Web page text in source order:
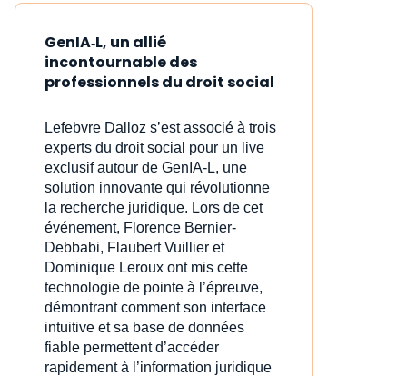
GenIA‑L, un allié
incontournable des
professionnels du droit social
Lefebvre Dalloz s’est associé à trois
experts du droit social pour un live
exclusif autour de GenIA‑L, une
solution innovante qui révolutionne
la recherche juridique. Lors de cet
événement, Florence Bernier-
Debbabi, Flaubert Vuillier et
Dominique Leroux ont mis cette
technologie de pointe à l’épreuve,
démontrant comment son interface
intuitive et sa base de données
fiable permettent d’accéder
rapidement à l’information juridique